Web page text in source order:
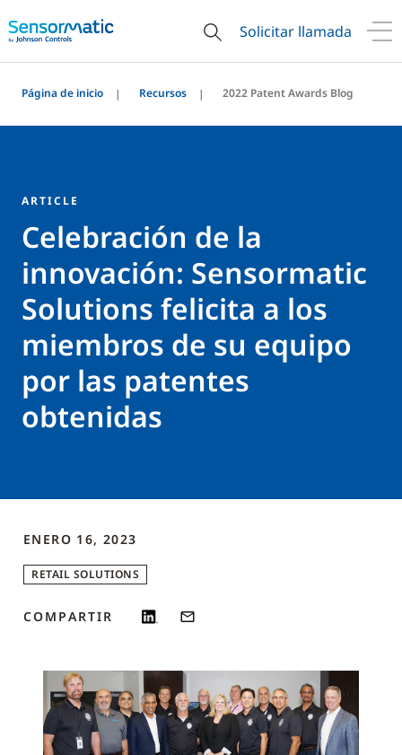
Solicitar llamada
Página de inicio Recursos 2022 Patent Awards Blog
ARTICLE
Celebración de la
innovación: Sensormatic
Solutions felicita a los
miembros de su equipo
por las patentes
obtenidas
ENERO 16, 2023
RETAIL SOLUTIONS
COMPARTIR